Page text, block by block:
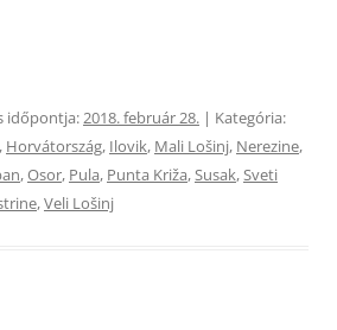
időpontja:2018. február 28. | Kategória:
, Horvátország, Ilovik, Mali Lošinj, Nerezine,
,Osor, Pula, Punta Križa,Susak,Sveti
,Veli Lošinj